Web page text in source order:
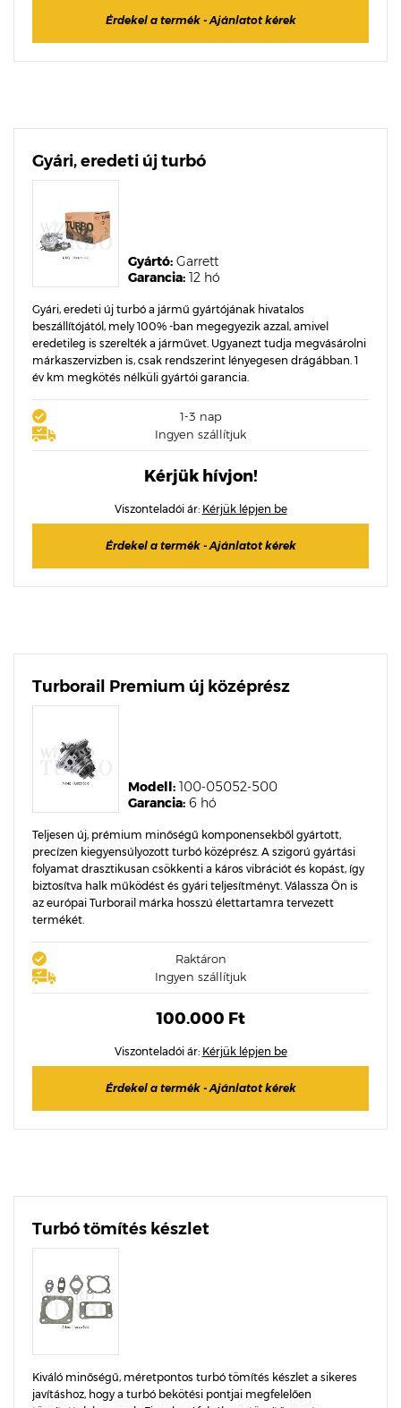
Érdekel a termék - Ajánlatot kérek
Gyári, eredeti új turbó
Garancia: 12 hó
Gyártó: Garrett
Gyári, eredeti új turbó a jármű gyártójának hivatalos
beszállítójától, mely 100% -ban megegyezik azzal, amivel
eredetileg is szerelték a járművet. Ugyanezt tudja megvásárolni
márkaszervizben is, csak rendszerint lényegesen drágábban. 1
év km megkötés nélküli gyártói garancia.
1-3 nap
Ingyen szállítjuk
Kérjük hívjon!
Viszonteladói ár: Kérjük lépjen be
Érdekel a termék - Ajánlatot kérek
Turborail Premium új középrész
Garancia: 6 hó
Modell: 100-05052-500
Teljesen új, prémium minőségű komponensekből gyártott,
precízen kiegyensúlyozott turbó középrész. A szigorú gyártási
folyamat drasztikusan csökkenti a káros vibrációt és kopást, így
biztosítva halk működést és gyári teljesítményt. Válassza Ön is
az európai Turborail márka hosszú élettartamra tervezett
termékét.
Raktáron
Ingyen szállítjuk
100.000 Ft
Viszonteladói ár: Kérjük lépjen be
Érdekel a termék - Ajánlatot kérek
Turbó tömítés készlet
Kiváló minőségű, méretpontos turbó tömítés készlet a sikeres
javításhoz, hogy a turbó bekötési pontjai megfelelően